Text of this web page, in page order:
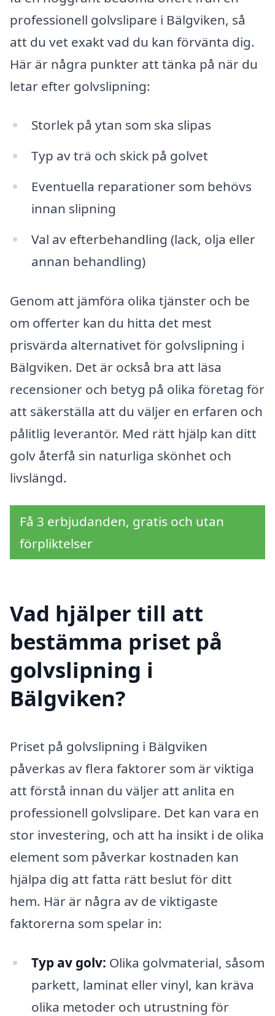
professionell golvslipare i Bälgviken, så
att du vet exakt vad du kan förvänta dig.
Här är några punkter att tänka på när du
letar efter golvslipning:
Storlek på ytan som ska slipas
Typ av trä och skick på golvet
Eventuella reparationer som behövs
innan slipning
Val av efterbehandling (lack, olja eller
annan behandling)
Genom att jämföra olika tjänster och be
om offerter kan du hitta det mest
prisvärda alternativet för golvslipning i
Bälgviken. Det är också bra att läsa
recensioner och betyg på olika företag för
att säkerställa att du väljer en erfaren och
pålitlig leverantör. Med rätt hjälp kan ditt
golv återfå sin naturliga skönhet och
livslängd.
Få 3 erbjudanden, gratis och utan
förpliktelser
Vad hjälper till att
bestämma priset på
golvslipning i
Bälgviken?
Priset på golvslipning i Bälgviken
påverkas av flera faktorer som är viktiga
att förstå innan du väljer att anlita en
professionell golvslipare. Det kan vara en
stor investering, och att ha insikt i de olika
element som påverkar kostnaden kan
hjälpa dig att fatta rätt beslut för ditt
hem. Här är några av de viktigaste
faktorerna som spelar in:
Typ av golv: Olika golvmaterial, såsom
parkett, laminat eller vinyl, kan kräva
olika metoder och utrustning för